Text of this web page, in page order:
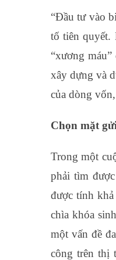
“Đầu tư vào
tố tiên quyết.
“xương
xây dựng và
của dòng
Chọn mặt
Trong một
phải tìm
được tính khả
chìa khóa
một vấn đề
công trên thị